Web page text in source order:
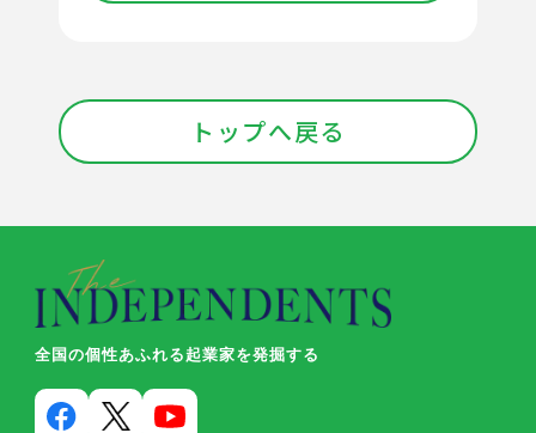
トップへ戻る
全国の個性あふれる起業家を発掘する